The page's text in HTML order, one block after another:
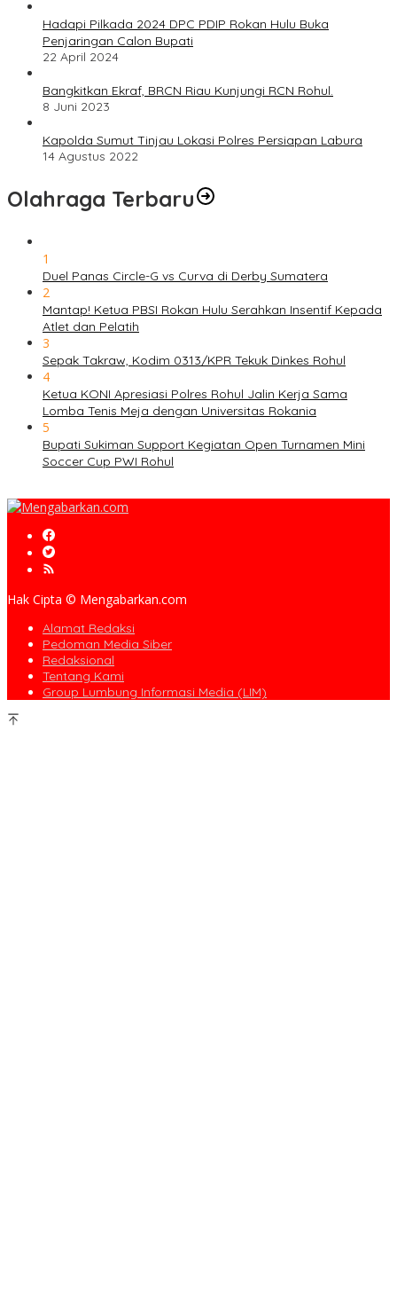
Hadapi Pilkada 2024 DPC PDIP Rokan Hulu Buka
Penjaringan Calon Bupati
22 April 2024
Bangkitkan Ekraf, BRCN Riau Kunjungi RCN Rohul.
8 Juni 2023
Kapolda Sumut Tinjau Lokasi Polres Persiapan Labura
14 Agustus 2022
Olahraga Terbaru
1
Duel Panas Circle-G vs Curva di Derby Sumatera
2
Mantap! Ketua PBSI Rokan Hulu Serahkan Insentif Kepada
Atlet dan Pelatih
3
Sepak Takraw, Kodim 0313/KPR Tekuk Dinkes Rohul
4
Ketua KONI Apresiasi Polres Rohul Jalin Kerja Sama
Lomba Tenis Meja dengan Universitas Rokania
5
Bupati Sukiman Support Kegiatan Open Turnamen Mini
Soccer Cup PWI Rohul
Hak Cipta © Mengabarkan.com
Alamat Redaksi
Pedoman Media Siber
Redaksional
Tentang Kami
Group Lumbung Informasi Media (LIM)